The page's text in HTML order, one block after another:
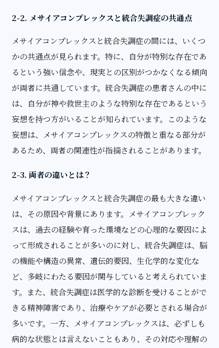
2-2. メサイアコンプレックスと統合失調症の共通点
メサイアコンプレックスと統合失調症の間には、いくつ
かの共通点が見られます。特に、自分が特別な存在であ
るという強い信念や、現実との区別がつかなくなる傾向
が両者に共通しています。統合失調症の患者さんの中に
は、自分が神や救世主のような特別な存在であるという
妄想を持つ方がいることが知られています。このような
妄想は、メサイアコンプレックスの特徴と重なる部分が
あるため、両者の関連性が指摘されることがあります。
2-3. 両者の違いとは？
メサイアコンプレックスと統合失調症の最も大きな違い
は、その原因や背景にあります。メサイアコンプレック
スは、過去の経験や育った環境などの心理的な要因によ
って形成されることが多いのに対し、統合失調症は、脳
の機能や構造の異常、遺伝的要因、生化学的な変化な
ど、多岐にわたる要因が関与していると考えられていま
す。また、統合失調症は医学的な診断を受けることがで
きる精神障害であり、治療やケアが必要とされる場合が
多いです。一方、メサイアコンプレックスは、必ずしも
病的な状態とは言えないこともあり、その対応や理解の